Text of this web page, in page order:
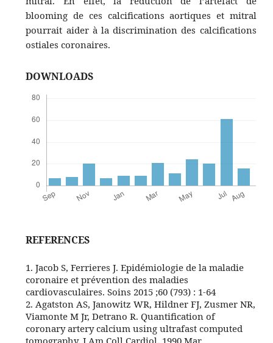
blooming de ces calcifications aortiques et mitral
pourrait aider à la discrimination des calcifications
ostiales coronaires.
DOWNLOADS
REFERENCES
1. Jacob S, Ferrieres J. Epidémiologie de la maladie
coronaire et prévention des maladies
cardiovasculaires. Soins 2015 ;60 (793) : 1-64
2. Agatston AS, Janowitz WR, Hildner FJ, Zusmer NR,
Viamonte M Jr, Detrano R. Quantification of
coronary artery calcium using ultrafast computed
tomography. J Am Coll Cardiol. 1990 Mar